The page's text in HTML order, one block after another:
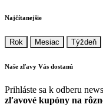
Najčítanejšie
Rok Mesiac Týždeň
Naše zľavy Vás dostanú
Prihláste sa k odberu
zľavové kupóny na